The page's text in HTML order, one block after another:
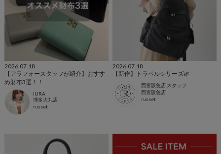
2026.07.18
【アラフォースタッフが紹介】おすす
め財布3選！！
IURA
博多大丸店
russet
2026.07.18
【新作】トラベルシリーズ🌿
西宮阪急店 スタッフ
西宮阪急店
russet